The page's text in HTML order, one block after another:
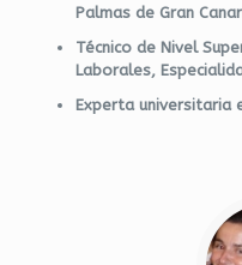
Palmas de Gran
Técnico de Nivel
Laborales,
Experta universitaria